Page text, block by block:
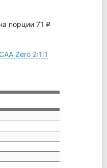
порции 71 q
Zero 2:1:1